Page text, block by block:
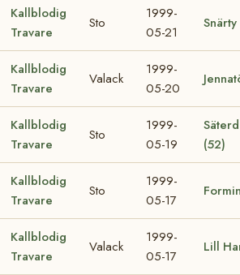
Kallblodig
Travare
Sto
1999-
05-21
Snärty
Kallblodig
Travare
Valack
1999-
05-20
Kallblodig
Travare
Sto
1999-
05-19
(52)
Kallblodig
Travare
Sto
1999-
05-17
Kallblodig
Travare
Valack
1999-
05-17
Lill